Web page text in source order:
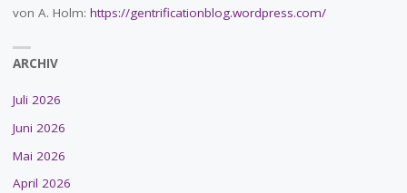
von A. Holm: https://gentrificationblog.wordpress.com/
ARCHIV
Juli 2026
Juni 2026
Mai 2026
April 2026